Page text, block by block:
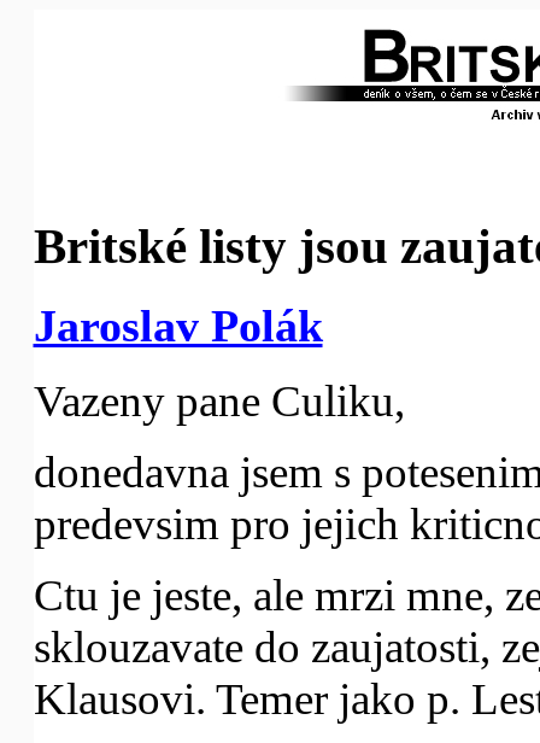
Britské listy jsou
Jaroslav Polák
Vazeny pane Culiku,
donedavna jsem s
predevsim pro jejich
Ctu je jeste, ale mrzi mne,
sklouzavate do zaujatosti,
Klausovi. Temer jako p.